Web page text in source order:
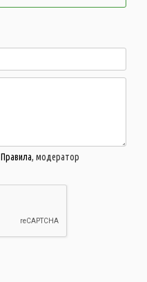
Правила, модератор